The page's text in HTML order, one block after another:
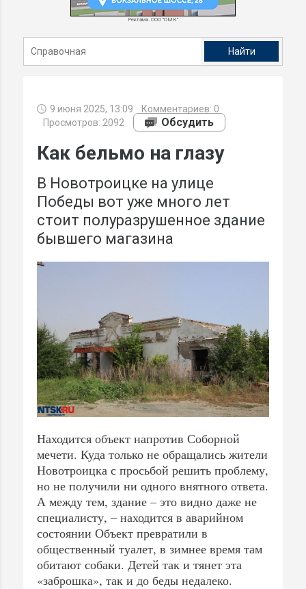
Реклама. ООО "ОМК"
9 июня 2025, 13:09 Комментариев: 0
Просмотров: 2092
Обсудить
Как бельмо на глазу
В Новотроицке на улице
Победы вот уже много лет
стоит полуразрушенное здание
бывшего магазина
Находится объект напротив Соборной
мечети. Куда только не обращались жители
Новотроицка с просьбой решить проблему,
но не получили ни одного внятного ответа.
А между тем, здание – это видно даже не
специалисту, – находится в аварийном
состоянии Объект превратили в
общественный туалет, в зимнее время там
обитают собаки. Детей так и тянет эта
«заброшка», так и до беды недалеко.